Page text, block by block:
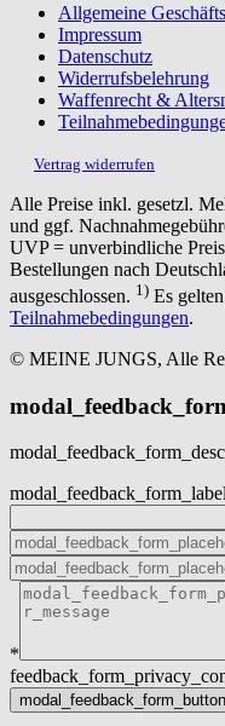
Allgemeine
Impressum
Datenschutz
Widerrufsbelehrung
Waffenrecht &
Vertrag widerrufen
Alle Preise inkl. gesetzl.
und ggf.
UVP = unverbindliche
Bestellungen nach
ausgeschlossen. 1) Es
Teilnahmebedingungen.
© MEINE JUNGS, Alle
*